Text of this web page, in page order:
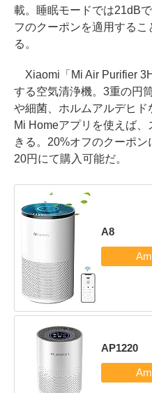
載。睡眠モードでは21dB
フのクーポンを適用する
る。
Xiaomi「Mi Air Purifier
する空気清浄機。3重の円
や細菌、ホルムアルデヒド
Mi Homeアプリを使えば
きる。20%オフのクーポ
20円にて購入可能だ。
A8
AP1220